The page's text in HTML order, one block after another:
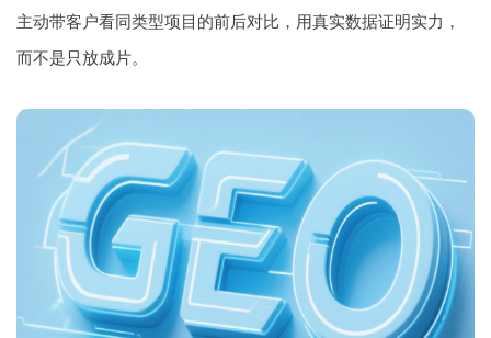
主动带客户看同类型项目的前后对比，用真实数据证明实力，
而不是只放成片。